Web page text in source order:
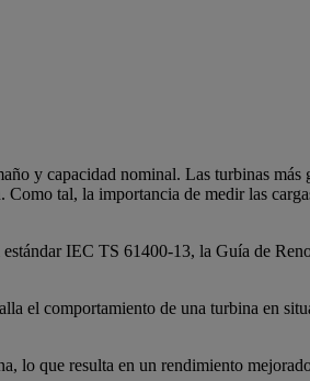
y capacidad nominal. Las turbinas
tal, la importancia de medir las
IEC TS 61400-13, la Guía de
el comportamiento de una turbina en
lo que resulta en un rendimiento